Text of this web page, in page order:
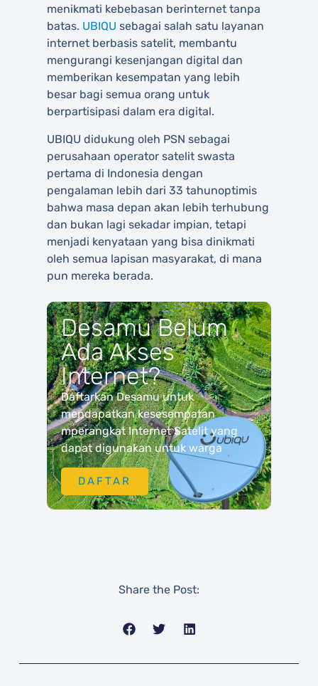
menikmati kebebasan berinternet tanpa
batas. UBIQU sebagai salah satu layanan
internet berbasis satelit, membantu
mengurangi kesenjangan digital dan
memberikan kesempatan yang lebih
besar bagi semua orang untuk
berpartisipasi dalam era digital.
UBIQU didukung oleh PSN sebagai
perusahaan operator satelit swasta
pertama di Indonesia dengan
pengalaman lebih dari 33 tahunoptimis
bahwa masa depan akan lebih terhubung
dan bukan lagi sekadar impian, tetapi
menjadi kenyataan yang bisa dinikmati
oleh semua lapisan masyarakat, di mana
pun mereka berada.
Desamu Belum
Ada Akses
Internet?
Daftarkan Desamu untuk
mendapatkan kesesempatan
mperangkat Internet Satelit yang
dapat digunakan untuk warga
DAFTAR
Share the Post: